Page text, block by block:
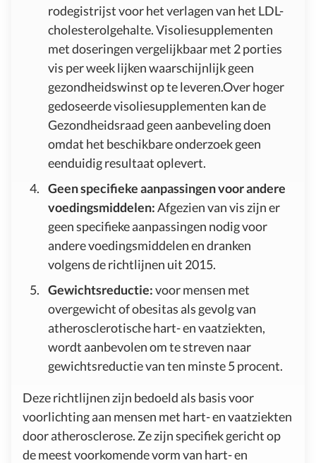
rodegistrijst voor het verlagen van het LDL-
cholesterolgehalte. Visoliesupplementen
met doseringen vergelijkbaar met 2 porties
vis per week lijken waarschijnlijk geen
gezondheidswinst op te leveren.Over hoger
gedoseerde visoliesupplementen kan de
Gezondheidsraad geen aanbeveling doen
omdat het beschikbare onderzoek geen
eenduidig resultaat oplevert.
Geen specifieke aanpassingen voor andere
voedingsmiddelen:Afgezien van vis zijn er
geen specifieke aanpassingen nodig voor
andere voedingsmiddelen en dranken
volgens de richtlijnen uit 2015.
Gewichtsreductie:voor mensen met
overgewicht of obesitas als gevolg van
atherosclerotische hart- en vaatziekten,
wordt aanbevolen om te streven naar
gewichtsreductie van ten minste 5 procent.
Deze richtlijnen zijn bedoeld als basis voor
voorlichting aan mensen met hart- en vaatziekten
door atherosclerose. Ze zijn specifiek gericht op
de meest voorkomende vorm van hart- en